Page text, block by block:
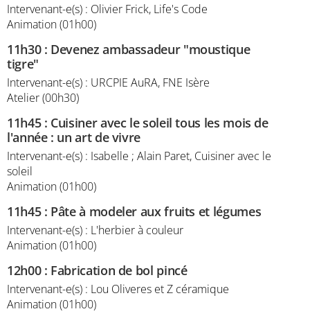
Intervenant-e(s) : Olivier Frick, Life's Code
Animation (01h00)
11h30: Devenez ambassadeur "moustique
tigre"
Intervenant-e(s) : URCPIE AuRA, FNE Isère
Atelier (00h30)
11h45: Cuisiner avec le soleil tous les mois de
l'année : un art de vivre
Intervenant-e(s) : Isabelle ; Alain Paret, Cuisiner avec le
soleil
Animation (01h00)
11h45: Pâte à modeler aux fruits et légumes
Intervenant-e(s) : L'herbier à couleur
Animation (01h00)
12h00: Fabrication de bol pincé
Intervenant-e(s) : Lou Oliveres et Z céramique
Animation (01h00)